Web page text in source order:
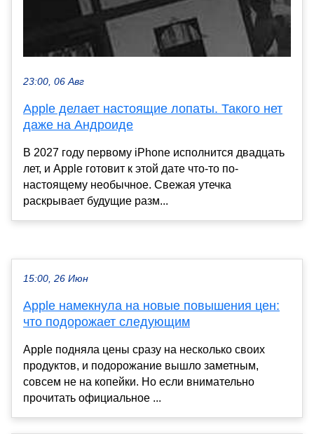
23:00, 06 Авг
Apple делает настоящие лопаты. Такого нет
даже на Андроиде
В 2027 году первому iPhone исполнится двадцать
лет, и Apple готовит к этой дате что-то по-
настоящему необычное. Свежая утечка
раскрывает будущие разм...
15:00, 26 Июн
Apple намекнула на новые повышения цен:
что подорожает следующим
Apple подняла цены сразу на несколько своих
продуктов, и подорожание вышло заметным,
совсем не на копейки. Но если внимательно
прочитать официальное ...